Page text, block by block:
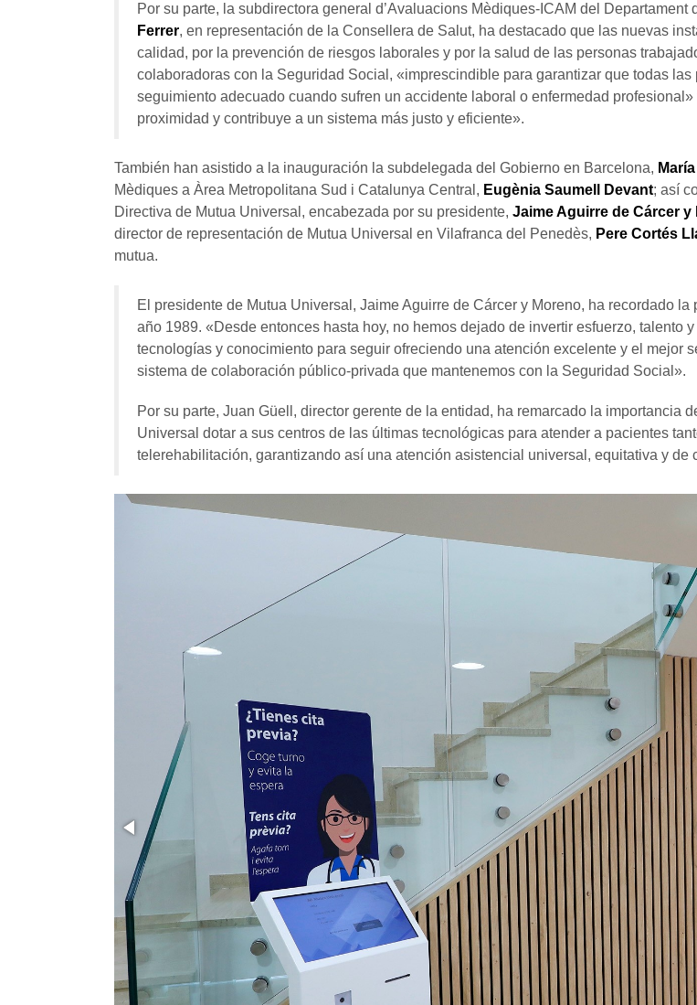
Por su parte, la subdirectora general d’Avaluacions Mèdiques-ICAM del
Ferrer, en representación de la Consellera de Salut, ha destacado que las nuevas
calidad, por la prevención de riesgos laborales y por la salud de las personas
colaboradoras con la Seguridad Social, «imprescindible para garantizar que todas
seguimiento adecuado cuando sufren un accidente laboral o enfermedad
proximidad y contribuye a un sistema más justo y eficiente».
También han asistido a la inauguración la subdelegada del Gobierno en Barcelona,
Mèdiques a Àrea Metropolitana Sud i Catalunya Central, Eugènia Saumell Devant; así
Directiva de Mutua Universal, encabezada por su presidente, Jaime Aguirre de Cárcer y
director de representación de Mutua Universal en Vilafranca del Penedès, Pere Cortés
mutua.
El presidente de Mutua Universal, Jaime Aguirre de Cárcer y Moreno, ha recordado
año 1989. «Desde entonces hasta hoy, no hemos dejado de invertir esfuerzo, talento
tecnologías y conocimiento para seguir ofreciendo una atención excelente y el mejor
sistema de colaboración público-privada que mantenemos con la Seguridad Social».
Por su parte, Juan Güell, director gerente de la entidad, ha remarcado la importancia
Universal dotar a sus centros de las últimas tecnológicas para atender a pacientes
telerehabilitación, garantizando así una atención asistencial universal, equitativa y